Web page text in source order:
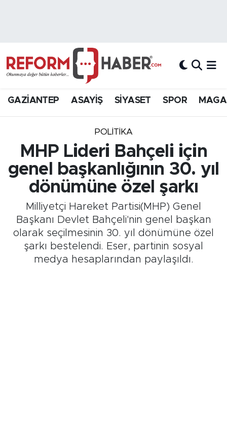
GAZİANTEP ASAYİŞ SİYASET SPOR
POLİTİKA
MHP Lideri Bahçeli için
genel başkanlığının 30. yıl
dönümüne özel şarkı
Milliyetçi Hareket Partisi(MHP) Genel
Başkanı Devlet Bahçeli'nin genel başkan
olarak seçilmesinin 30. yıl dönümüne özel
şarkı bestelendi. Eser, partinin sosyal
medya hesaplarından paylaşıldı.
Hava Durumu
Süper Lig Puan Durumu ve Fikstür
Tüm Manşetler
Son Dakika Haberleri
Haber Arşivi